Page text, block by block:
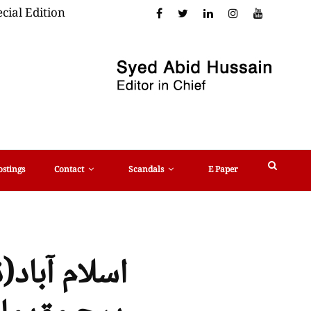
Contact Scandals E Paper
Edition
اسلام